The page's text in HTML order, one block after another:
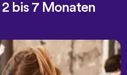
bis 7 Monaten